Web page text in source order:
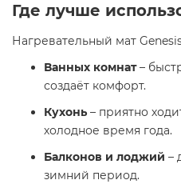
Где лучше
Нагревательный мат
Ванных комнат–
создаёт комфорт.
Кухонь – приятно
холодное время года.
Балконов и лоджий –
зимний период.